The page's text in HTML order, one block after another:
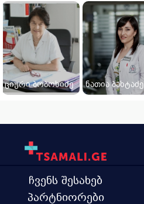
ციური ბობოხიძე ნათია ბახტაძე
ჩვენს შესახებ
პარტნიორები